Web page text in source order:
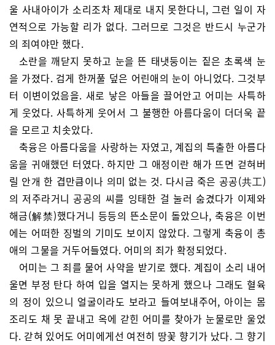
울 사내아이가 소리조차 제대로 내지 못한다니, 그런 일이 자
연적으로 가능할 리가 없다. 그러므로 그것은 반드시 누군가
의 죄여야만 했다.
소란을 깨닫지 못하고 눈을 뜬 태냇둥이는 짙은 초록색 눈
을 가졌다. 검게 한꺼풀 덮은 어린애의 눈이 아니었다. 그것부
터 이변이었음을. 새로 낳은 아들을 끌어안고 어미는 사특하
게 웃었다. 사특하게 웃어서 그 불행한 아름다움이 더더욱 끝
을 모르고 치솟았다.
축융은 아름다움을 사랑하는 자였고, 계집의 특출한 아름다
움을 귀애했던 터였다. 하지만 그 애정이란 해가 뜨면 걷혀버
릴 안개 한 겹만큼이나 의미 없는 것. 다시금 죽은 공공(共工)
의 저주라거니 공공의 씨를 잉태한 걸 눌러 숨겼다가 이제와
해금(解禁)했다거니 등등의 뜬소문이 돌았으나, 축융은 이번
에는 어떠한 징벌의 기미도 보이지 않았다. 그렇게 축융이 총
애의 그물을 거두어들였다. 어미의 죄가 확정되었다.
어미는 그 죄를 물어 사약을 받기로 했다. 계집이 소리 내어
울면 부정 탄다 하여 입을 열지는 못하게 했으나 그래도 혈육
의 정이 있으니 얼굴이라도 보라고 들여보내주어, 아이는 몸
조리도 채 못 끝내고 옥에 갇힌 어미를 찾아가 눈물로만 울었
다. 갇혀 있어도 어미에게선 여전히 땅꽃 향기가 났다. 그 향기